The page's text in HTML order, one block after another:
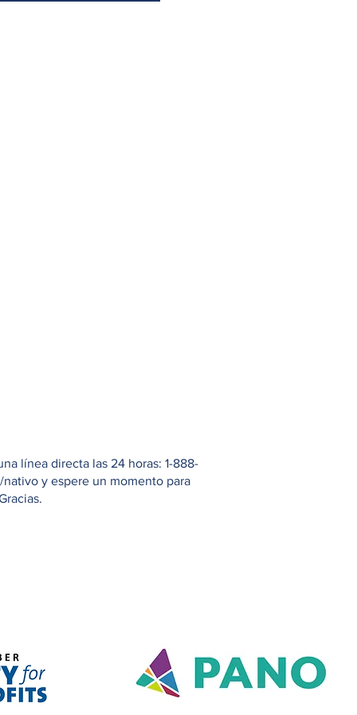
línea directa las 24 horas: 1-888-
y espere un momento para